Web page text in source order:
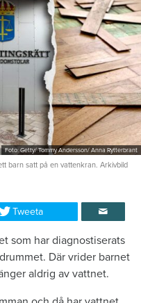
Foto: Getty/ Tommy Andersson/ Anna Rytterbrant
barn satt på en vattenkran. Arkivbild
Tweeta
som har diagnostiserats
Där vrider barnet
aldrig av vattnet.